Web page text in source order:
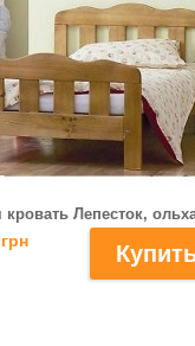
кровать Лепесток,